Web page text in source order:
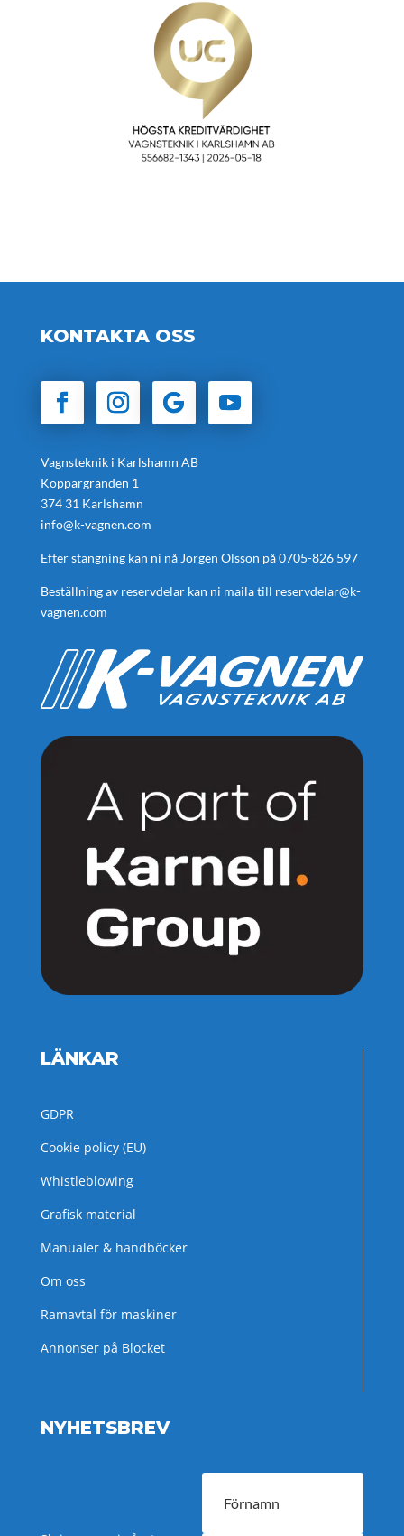
KONTAKTA OSS
Vagnsteknik i Karlshamn AB
Koppargränden 1
374 31 Karlshamn
info@k-vagnen.com
Efter stängning kan ni nå Jörgen Olsson på0705-826 597
Beställning av reservdelar kan ni maila till reservdelar@k-
vagnen.com
LÄNKAR
GDPR
Cookie policy (EU)
Whistleblowing
Grafisk material
Manualer & handböcker
Om oss
Ramavtal för maskiner
Annonser på Blocket
NYHETSBREV